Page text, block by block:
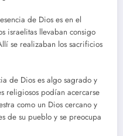
de Dios es en el
israelitas llevaban consigo
se realizaban los sacrificios
de Dios es algo sagrado y
religiosos podían acercarse
como un Dios cercano y
de su pueblo y se preocupa